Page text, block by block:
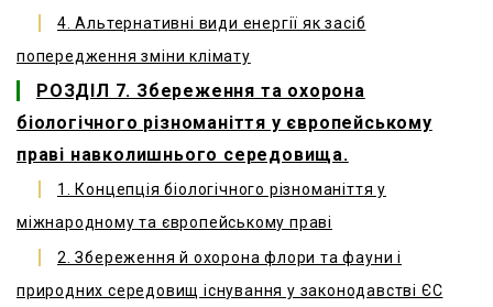
4. Альтернативні види енергії як засіб
попередження зміни клімату
РОЗДІЛ 7. Збереження та охорона
біологічного різноманіття у європейському
праві навколишнього середовища.
1. Концепція біологічного різноманіття у
міжнародному та європейському праві
2. Збереження й охорона флори та фауни і
природних середовищ існування у законодавстві ЄС